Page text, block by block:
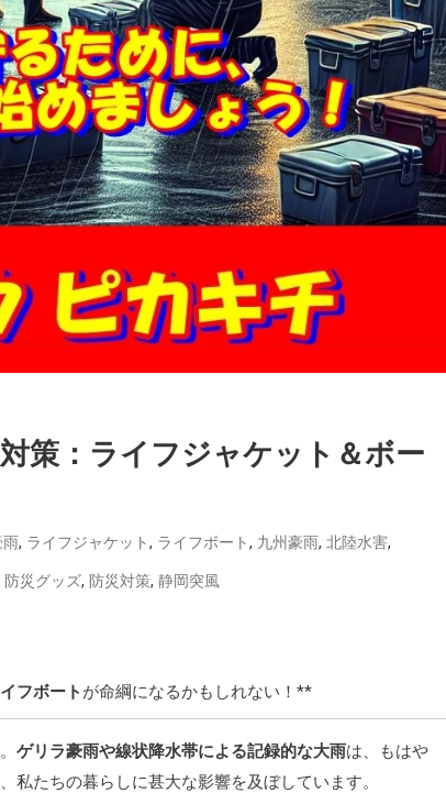
策：ライフジャケット＆ボー
雨, ライフジャケット, ライフボート, 九州豪雨, 北陸水害,
防災グッズ, 防災対策, 静岡突風
フボート が命綱になるかもしれない！**
ゲリラ豪雨や線状降水帯による記録的な大雨は、もはや
私たちの暮らしに甚大な影響を及ぼしています。